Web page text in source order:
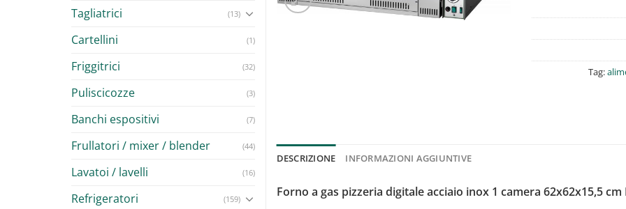
Tagliatrici (13)
Cartellini (1)
Friggitrici (32)
Puliscicozze (3)
Banchi espositivi (7)
Frullatori / mixer / blender (44)
Lavatoi / lavelli (16)
Refrigeratori (159)
Tag:
DESCRIZIONE INFORMAZIONI AGGIUNTIVE
Forno a gas pizzeria digitale acciaio inox 1 camera 62x62x15,5 cm